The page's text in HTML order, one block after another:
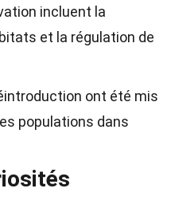
incluent la
et la régulation de
ont été mis
populations dans